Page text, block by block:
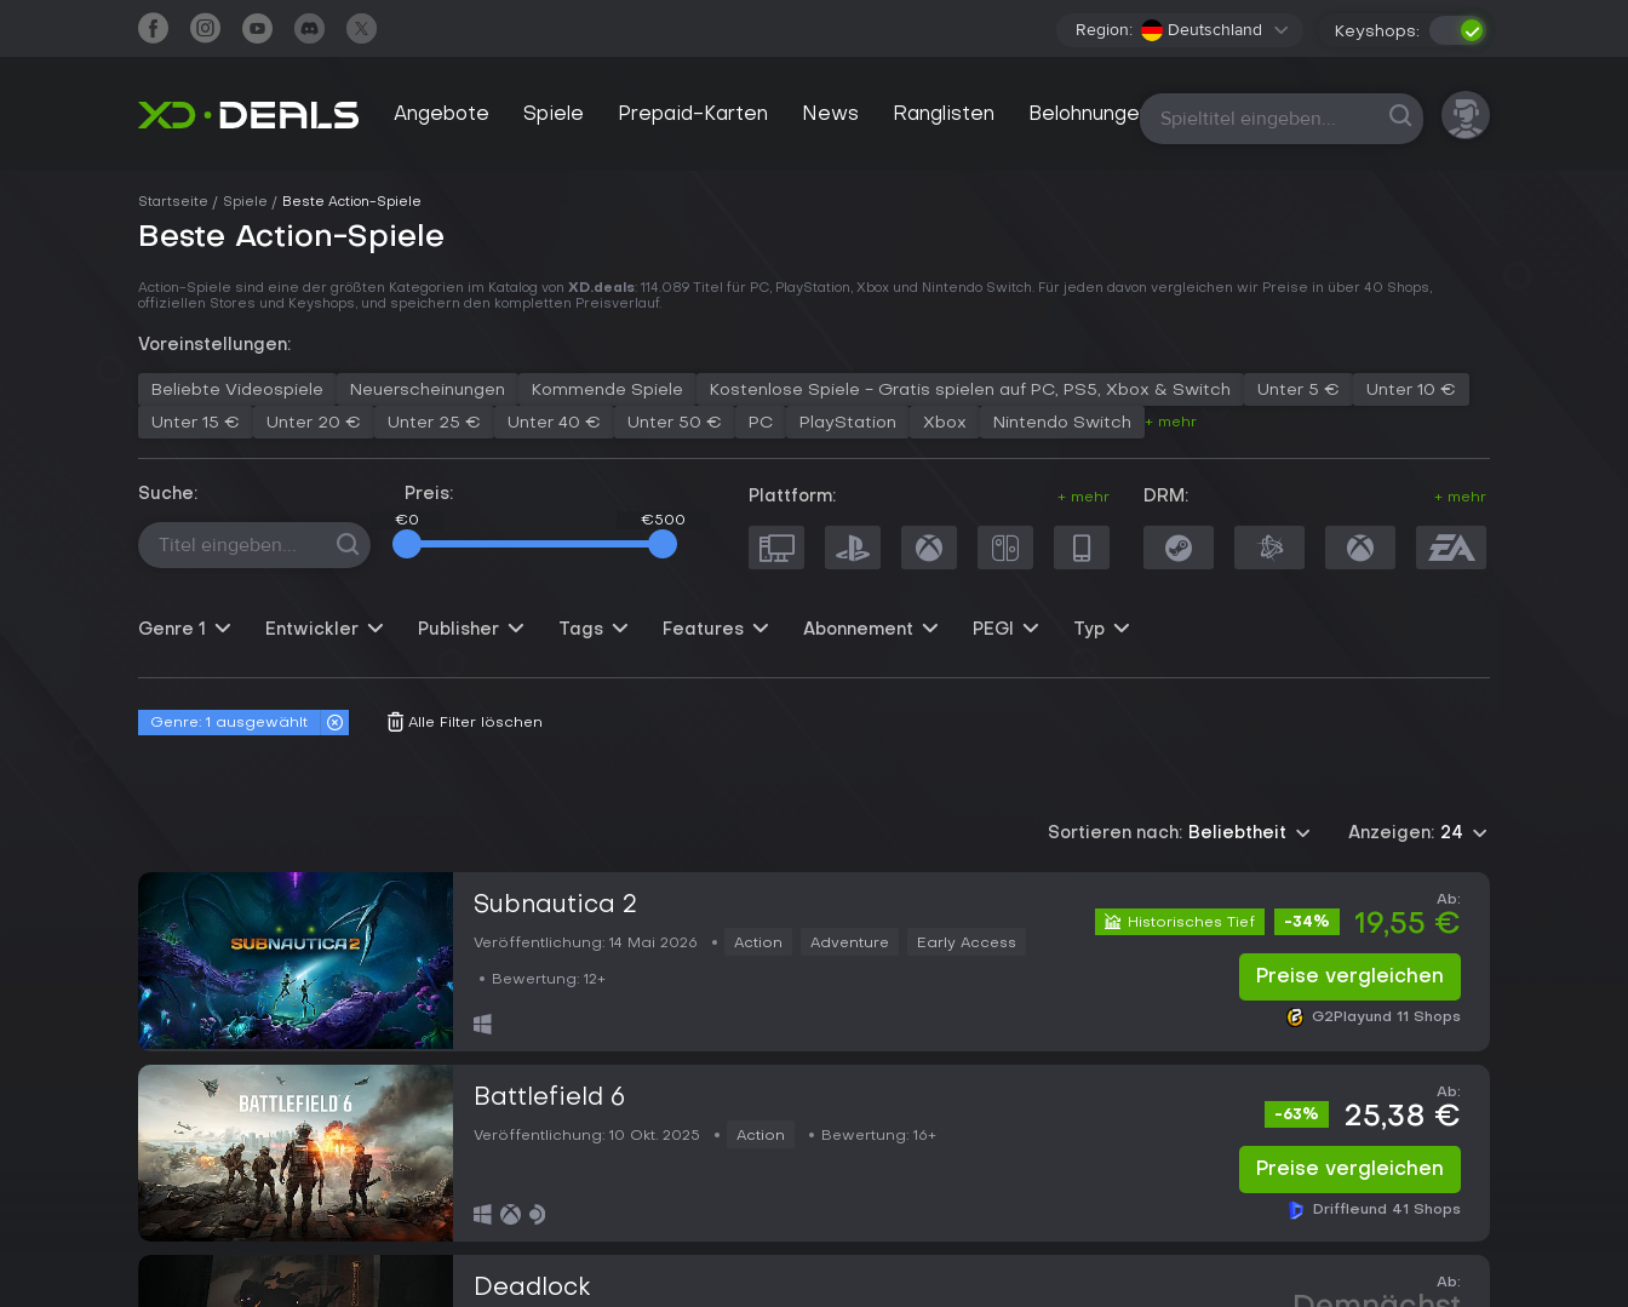
Region: Deutschland Keyshops:
Angebote Spiele Prepaid-Karten News Ranglisten Belohnungen Alle Plattformen
Startseite Spiele Beste Action-Spiele
Beste Action-Spiele
Action-Spiele sind eine der größten Kategorien im Katalog von XD.deals: 114.089 Titel für PC, PlayStation, Xbox und Nintendo Switch. Für jeden davon vergleichen wir Preise in über 40 Shops,
offiziellen Stores und Keyshops, und speichern den kompletten Preisverlauf.
Voreinstellungen:
Beliebte Videospiele Neuerscheinungen Kommende Spiele Kostenlose Spiele - Gratis spielen auf PC, PS5, Xbox & Switch Unter 5 € Unter 10 €
Unter 15 € Unter 20 € Unter 25 € Unter 40 € Unter 50 € PC PlayStation Xbox Nintendo Switch + mehr
Suche: Preis:
€0
€0 €500
€500
Plattform: + mehr DRM: + mehr
Genre 1 Entwickler Publisher Tags Features Abonnement PEGI Typ
Genre: 1 ausgewählt Alle Filter löschen
Sortieren nach: Beliebtheit Anzeigen: 24
Subnautica 2
Veröffentlichung: 14 Mai 2026 Action Adventure Early Access
Bewertung: 12+
Historisches Tief -34%
Ab:
19,55 €
Preise vergleichen
G2Playund 11 Shops
Battlefield 6
Veröffentlichung: 10 Okt. 2025 Action Bewertung: 16+
-63%
Ab:
25,38 €
Preise vergleichen
Driffleund 41 Shops
Deadlock Ab: